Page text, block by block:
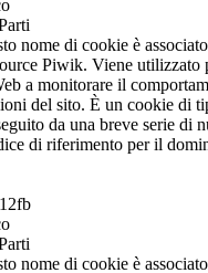
nome di cookie è
Piwik. Viene utilizzato
a monitorare il
del sito. È un cookie di
da una breve serie di
di riferimento per il
nome di cookie è